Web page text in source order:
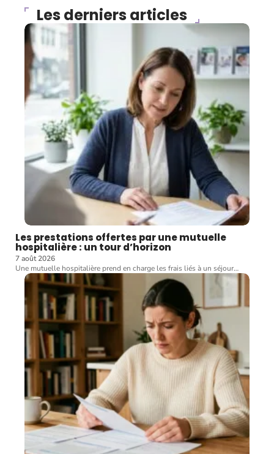
Les derniers articles
Les prestations offertes par une mutuelle
hospitalière : un tour d’horizon
7 août 2026
Une mutuelle hospitalière prend en charge les frais liés à un séjour…